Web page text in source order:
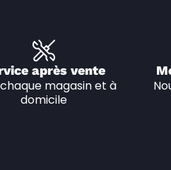
après vente
magasin et à
domicile